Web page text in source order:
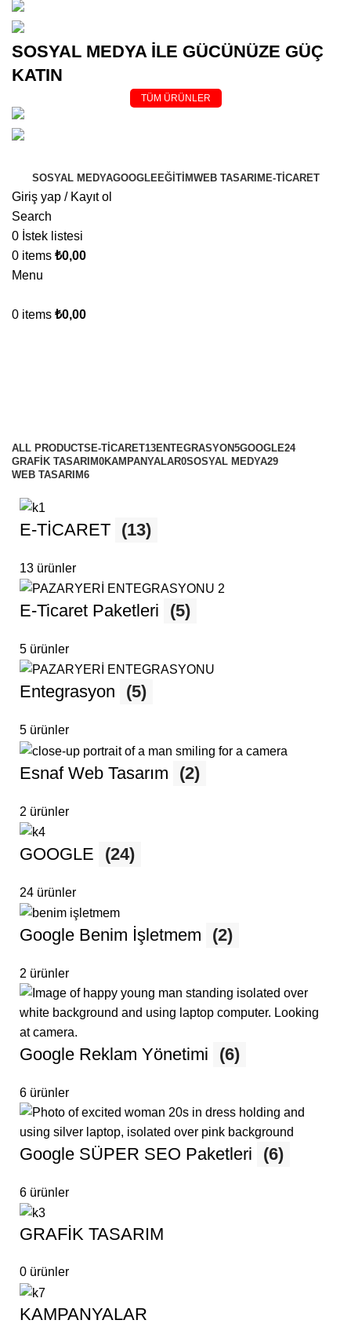
SOSYAL MEDYA İLE GÜCÜNÜZE GÜÇ
KATIN
TÜM ÜRÜNLER
SOSYAL MEDYAGOOGLEEĞİTİMWEB TASARIME-TİCARET
Giriş yap / Kayıt ol
Search
0 İstek listesi
0 items ₺0,00
Menu
0 items ₺0,00
ALL PRODUCTSE-TİCARET13ENTEGRASYON5GOOGLE24
GRAFİK TASARIM0KAMPANYALAR0SOSYAL MEDYA29
WEB TASARIM6
E-TİCARET (13)
13 ürünler
E-Ticaret Paketleri (5)
5 ürünler
Entegrasyon (5)
5 ürünler
Esnaf Web Tasarım (2)
2 ürünler
GOOGLE (24)
24 ürünler
Google Benim İşletmem (2)
2 ürünler
Google Reklam Yönetimi (6)
6 ürünler
Google SÜPER SEO Paketleri (6)
6 ürünler
GRAFİK TASARIM
0 ürünler
KAMPANYALAR